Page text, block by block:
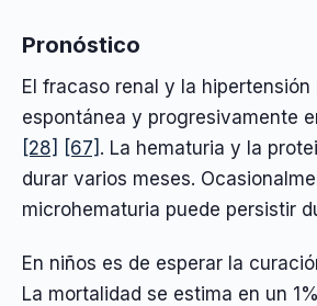
Pronóstico
El fracaso renal y la hipertensión
espontánea y progresivamente
[28] [67] . La hematuria y la
durar varios meses.
microhematuria puede persistir
En niños es de esperar la
La mortalidad se estima en un